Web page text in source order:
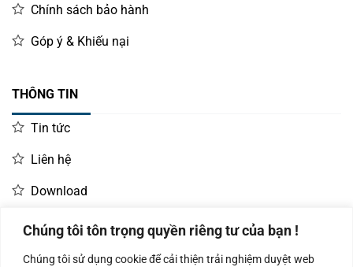
Chúng tôi tôn trọng quyền riêng tư của bạn !
Chúng tôi sử dụng cookie để cải thiện trải nghiệm duyệt web
Chính sách bảo hành
Góp ý & Khiếu nại
THÔNG TIN
Tin tức
Liên hệ
Download
LIÊN HỆ MUA HÀNG